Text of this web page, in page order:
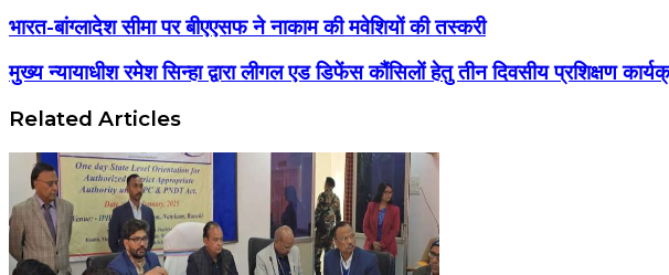
भारत-बांग्लादेश सीमा पर बीएएसफ ने नाकाम की मवेशियों की तस्करी
मुख्य न्यायाधीश रमेश सिन्हा द्वारा लीगल एड डिफेंस कौंसिलों हेतु तीन दिवसीय प्रशिक्षण
Related Articles